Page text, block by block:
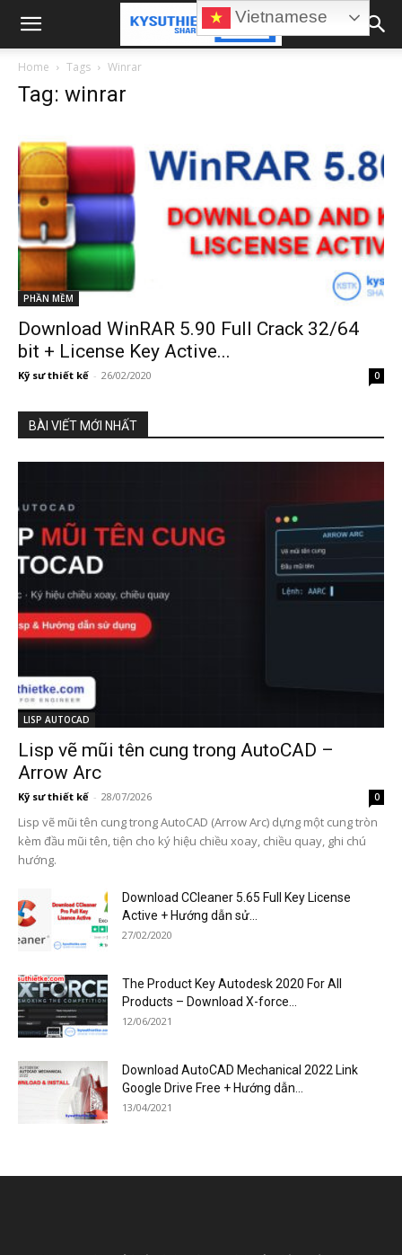
Home Tags Winrar
Tag: winrar
PHẦN MỀM
Download WinRAR 5.90 Full Crack 32/64
bit + License Key Active...
Kỹ sư thiết kế - 26/02/2020 0
BÀI VIẾT MỚI NHẤT
LISP AUTOCAD
Lisp vẽ mũi tên cung trong AutoCAD –
Arrow Arc
Kỹ sư thiết kế - 28/07/2026 0
Lisp vẽ mũi tên cung trong AutoCAD (Arrow Arc) dựng một cung tròn
kèm đầu mũi tên, tiện cho ký hiệu chiều xoay, chiều quay, ghi chú
hướng.
Download CCleaner 5.65 Full Key License
Active + Hướng dẫn sử...
27/02/2020
The Product Key Autodesk 2020 For All
Products – Download X-force...
12/06/2021
Download AutoCAD Mechanical 2022 Link
Google Drive Free + Hướng dẫn...
13/04/2021
Vietnamese